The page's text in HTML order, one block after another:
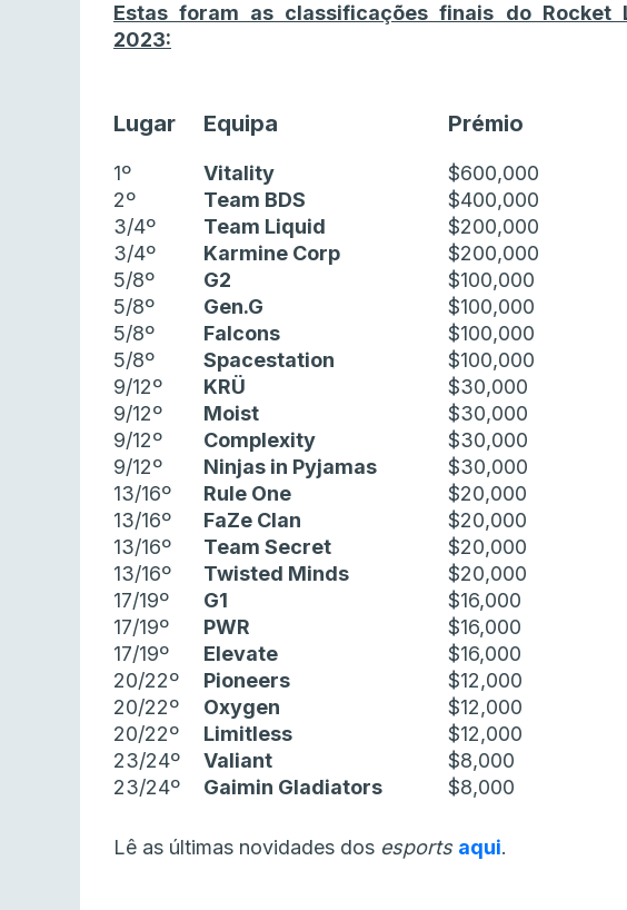
Estas foram as classificações finais do Rocket
2023:
Lugar Equipa Prémio
1º Vitality
$600,000
2º
Team BDS
$400,000
3/4º
Team Liquid
$200,000
3/4º
Karmine Corp
$200,000
5/8º
G2
$100,000
5/8º
Gen.G
$100,000
5/8º
Falcons
$100,000
5/8º
Spacestation
$100,000
9/12º
KRÜ
$30,000
9/12º
Moist
$30,000
9/12º
Complexity
$30,000
9/12º
Ninjas in Pyjamas
$30,000
13/16º
Rule One
$20,000
13/16º
FaZe Clan
$20,000
13/16º
Team Secret
$20,000
13/16º
Twisted Minds
$20,000
17/19º
G1
$16,000
17/19º
PWR
$16,000
17/19º
Elevate
$16,000
20/22º
Pioneers
$12,000
20/22º
Oxygen
$12,000
20/22º
Limitless
$12,000
23/24º
Valiant
$8,000
23/24º
Gaimin Gladiators $8,000
Lê as últimas novidades dos esports aqui.